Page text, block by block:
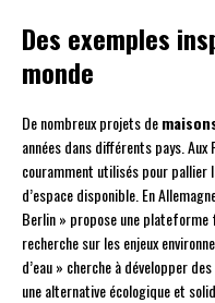
Des exemples
monde
De nombreux projets de
années dans différents pays.
couramment utilisés pour pallier
d’espace disponible. En
Berlin » propose une
recherche sur les enjeux
d’eau » cherche à développer
une alternative écologique et